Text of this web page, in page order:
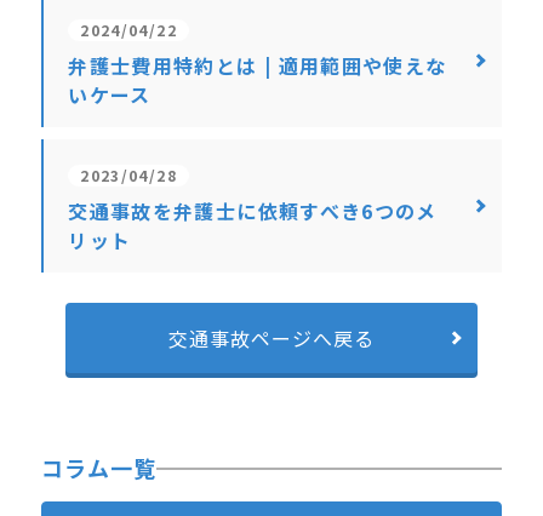
2024/04/22
弁護士費用特約とは | 適用範囲や使えな
いケース
2023/04/28
交通事故を弁護士に依頼すべき6つのメ
リット
交通事故ページへ戻る
コラム一覧